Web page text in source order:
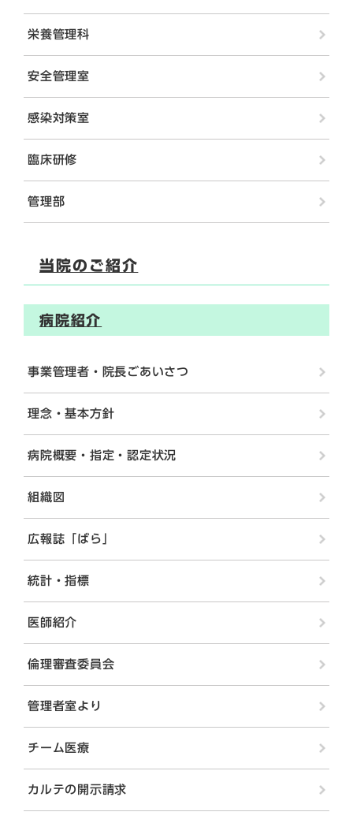
栄養管理科
安全管理室
感染対策室
臨床研修
管理部
当院のご紹介
病院紹介
事業管理者・院長ごあいさつ
理念・基本方針
病院概要・指定・認定状況
組織図
広報誌「ばら」
統計・指標
医師紹介
倫理審査委員会
管理者室より
チーム医療
カルテの開示請求